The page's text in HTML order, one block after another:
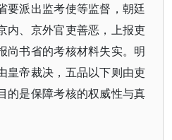
要派出监考使等监督，朝廷
内、京外官吏善恶，上报吏
尚书省的考核材料失实。明
皇帝裁决，五品以下则由吏
的是保障考核的权威性与真